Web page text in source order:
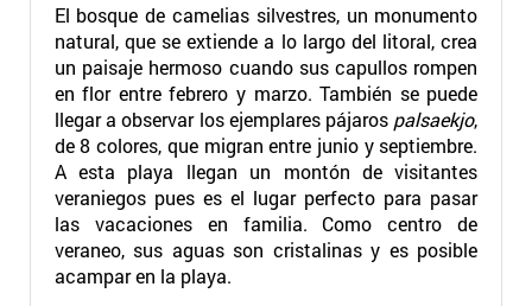
El bosque de camelias silvestres, un monumento
natural, que se extiende a lo largo del litoral, crea
un paisaje hermoso cuando sus capullos rompen
en flor entre febrero y marzo. También se puede
llegar a observar los ejemplares pájaros palsaekjo,
de 8 colores, que migran entre junio y septiembre.
A esta playa llegan un montón de visitantes
veraniegos pues es el lugar perfecto para pasar
las vacaciones en familia. Como centro de
veraneo, sus aguas son cristalinas y es posible
acampar en la playa.